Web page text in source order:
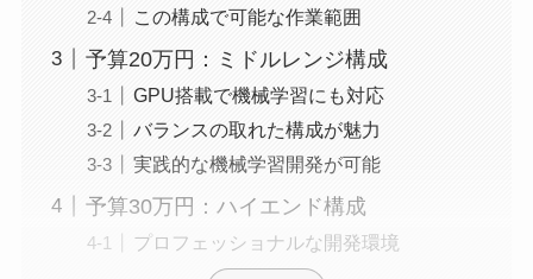
この構成で可能な作業範囲
予算20万円：ミドルレンジ構成
GPU搭載で機械学習にも対応
バランスの取れた構成が魅力
実践的な機械学習開発が可能
予算30万円：ハイエンド構成
プロフェッショナルな開発環境